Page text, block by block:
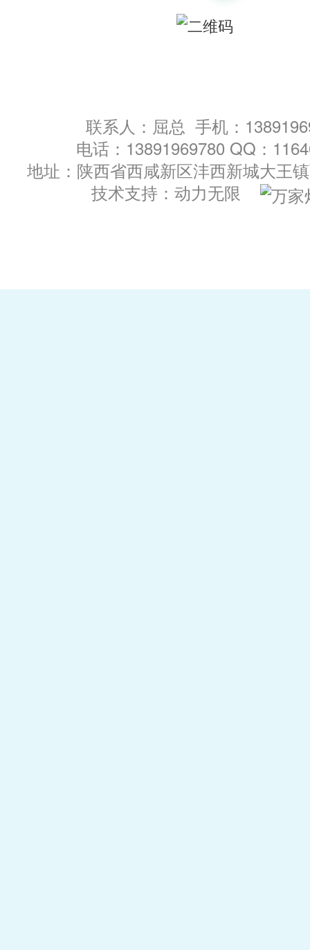
联系人：屈总 手机：
电话：13891969780 QQ：
地址：陕西省西咸新区沣西新城大王
技术支持： 动力无限